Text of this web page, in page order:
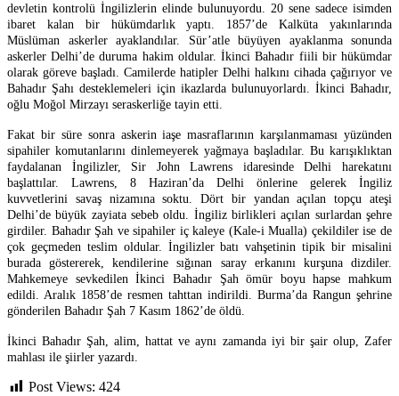
devletin kontrolü İngilizlerin elinde bulunuyordu. 20 sene sadece isimden
ibaret kalan bir hükümdarlık yaptı. 1857’de Kalküta yakınlarında
Müslüman askerler ayaklandılar. Sür’atle büyüyen ayaklanma sonunda
askerler Delhi’de duruma hakim oldular. İkinci Bahadır fiili bir hükümdar
olarak göreve başladı. Camilerde hatipler Delhi halkını cihada çağırıyor ve
Bahadır Şahı desteklemeleri için ikazlarda bulunuyorlardı. İkinci Bahadır,
oğlu Moğol Mirzayı seraskerliğe tayin etti.
Fakat bir süre sonra askerin iaşe masraflarının karşılanmaması yüzünden
sipahiler komutanlarını dinlemeyerek yağmaya başladılar. Bu karışıklıktan
faydalanan İngilizler, Sir John Lawrens idaresinde Delhi harekatını
başlattılar. Lawrens, 8 Haziran’da Delhi önlerine gelerek İngiliz
kuvvetlerini savaş nizamına soktu. Dört bir yandan açılan topçu ateşi
Delhi’de büyük zayiata sebeb oldu. İngiliz birlikleri açılan surlardan şehre
girdiler. Bahadır Şah ve sipahiler iç kaleye (Kale-i Mualla) çekildiler ise de
çok geçmeden teslim oldular. İngilizler batı vahşetinin tipik bir misalini
burada göstererek, kendilerine sığınan saray erkanını kurşuna dizdiler.
Mahkemeye sevkedilen İkinci Bahadır Şah ömür boyu hapse mahkum
edildi. Aralık 1858’de resmen tahttan indirildi. Burma’da Rangun şehrine
gönderilen Bahadır Şah 7 Kasım 1862’de öldü.
İkinci Bahadır Şah, alim, hattat ve aynı zamanda iyi bir şair olup, Zafer
mahlası ile şiirler yazardı.
Post Views: 424